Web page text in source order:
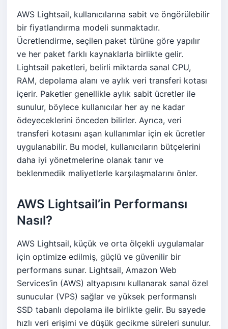
AWS Lightsail, kullanıcılarına sabit ve öngörülebilir
bir fiyatlandırma modeli sunmaktadır.
Ücretlendirme, seçilen paket türüne göre yapılır
ve her paket farklı kaynaklarla birlikte gelir.
Lightsail paketleri, belirli miktarda sanal CPU,
RAM, depolama alanı ve aylık veri transferi kotası
içerir. Paketler genellikle aylık sabit ücretler ile
sunulur, böylece kullanıcılar her ay ne kadar
ödeyeceklerini önceden bilirler. Ayrıca, veri
transferi kotasını aşan kullanımlar için ek ücretler
uygulanabilir. Bu model, kullanıcıların bütçelerini
daha iyi yönetmelerine olanak tanır ve
beklenmedik maliyetlerle karşılaşmalarını önler.
AWS Lightsail’in Performansı
Nasıl?
AWS Lightsail, küçük ve orta ölçekli uygulamalar
için optimize edilmiş, güçlü ve güvenilir bir
performans sunar. Lightsail, Amazon Web
Services’in (AWS) altyapısını kullanarak sanal özel
sunucular (VPS) sağlar ve yüksek performanslı
SSD tabanlı depolama ile birlikte gelir. Bu sayede
hızlı veri erişimi ve düşük gecikme süreleri sunulur.